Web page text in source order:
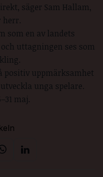
säger Sam Hallam,
herr.
som en av landets
uttagningen ses som
positiv uppmärksamhet
unga spelare.
maj.